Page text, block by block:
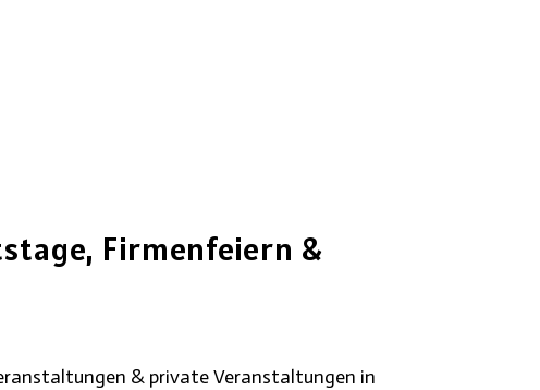
Firmenfeiern &
& private Veranstaltungen in